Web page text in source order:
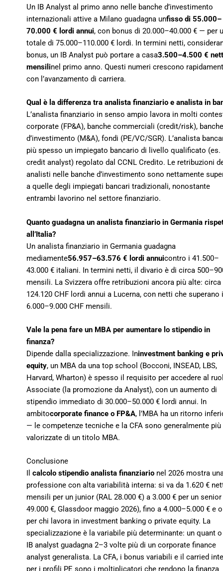
Un IB Analyst al primo anno nelle banche d’investimento
internazionali attive a Milano guadagna unfisso di 55.000–
70.000 € lordi annui, con bonus di 20.000–40.000 € — per
totale di 75.000–110.000 € lordi. In termini netti,
bonus, un IB Analyst può portare a casa3.500–4.500 €
mensilinel primo anno. Questi numeri crescono
con l’avanzamento di carriera.
Qual è la differenza tra analista finanziario e analista in
L’analista finanziario in senso ampio lavora in molti
corporate (FP&A), banche commerciali (credit/risk), banche
d’investimento (M&A), fondi (PE/VC/SGR). L’analista
più spesso un impiegato bancario di livello qualificato (es.
credit analyst) regolato dal CCNL Credito. Le retribuzioni
analisti nelle banche d’investimento sono nettamente
a quelle degli impiegati bancari tradizionali, nonostante
entrambi lavorino nel settore finanziario.
Quanto guadagna un analista finanziario in Germania
all’Italia?
Un analista finanziario in Germania guadagna
mediamente56.957–63.576 € lordi annuicontro i 41.500–
43.000 € italiani. In termini netti, il divario è di circa
mensili. La Svizzera offre retribuzioni ancora più alte: circa
124.120 CHF lordi annui a Lucerna, con netti che superano i
6.000–9.000 CHF mensili.
Vale la pena fare un MBA per aumentare lo stipendio in
finanza?
Dipende dalla specializzazione. Ininvestment banking e
equity, un MBA da una top school (Bocconi, INSEAD, LBS,
Harvard, Wharton) è spesso il requisito per accedere al
Associate (la promozione da Analyst), con un aumento di
stipendio immediato di 30.000–50.000 € lordi annui. In
ambitocorporate finance o FP&A, l’MBA ha un ritorno
— le competenze tecniche e la CFA sono generalmente più
valorizzate di un titolo MBA.
Conclusione
Il calcolo stipendio analista finanziarionel 2026 mostra
professione con alta variabilità interna: si va da 1.620 €
mensili per un junior (RAL 28.000 €) a 3.000 € per un senior
49.000 €, Glassdoor maggio 2026), fino a 4.000–5.000 € e
per chi lavora in investment banking o private equity. La
specializzazione è la variabile più determinante: un quant
IB analyst guadagna 2–3 volte più di un corporate finance
analyst generalista. La CFA, i bonus variabili e il carried
per i profili PE sono i moltiplicatori che rendono la finanza